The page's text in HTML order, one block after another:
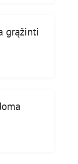
grąžinti